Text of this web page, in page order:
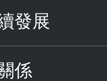
發展
係